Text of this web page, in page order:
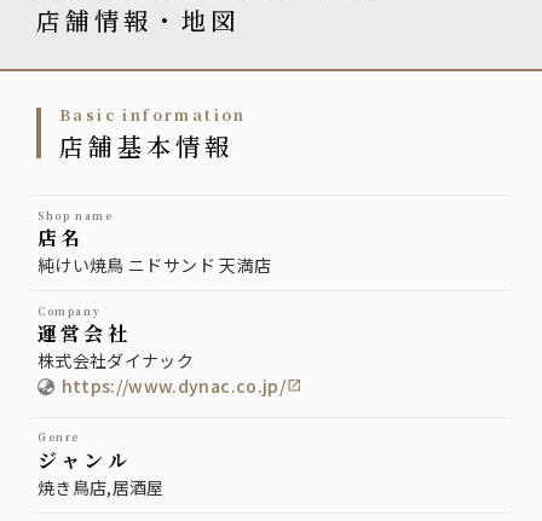
店舗情報・地図
basic information
店舗基本情報
shop name
店名
純けい焼鳥 ニドサンド 天満店
company
運営会社
株式会社ダイナック
https://www.dynac.co.jp/
genre
ジャンル
焼き鳥店,居酒屋